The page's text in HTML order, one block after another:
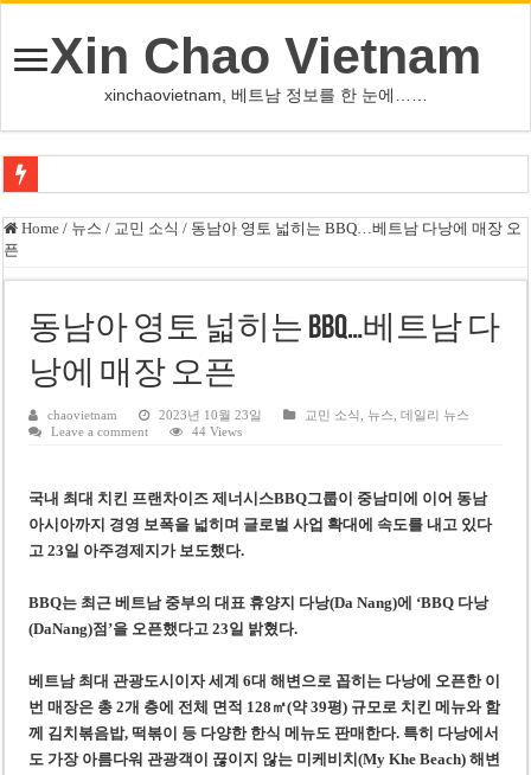
Xin Chao Vietnam
xinchaovietnam, 베트남 정보를 한 눈에……
오덕 목사, 32년 베트남 삶 담은 첫 디카시집 ‘한 컷의 서정’ 출간
베트남 화학·플라스틱 기업 납세 상위 10곳 공개…절반은 국영기업
FIFA 인판티노 회장, 유럽 축구계·북미 정치권 불신임 압박 직면
미화원 쪽방 휴게실 논란…허리도 못 펴는 열악한 환경
호찌민시, 올해 국경절 연휴 5일 연속 휴무 확정… 8월 29일~9월 2일
호찌민 Đá Đỏ 수로 정비 사업, 2026년 말 완공 목표
미 국방부, 육군 참모총장 임명 난항
Home / 뉴스 / 교민 소식 / 동남아 영토 넓히는 BBQ…베트남 다낭에 매장 오
픈
동남아 영토 넓히는 BBQ…베트남 다
낭에 매장 오픈
chaovietnam 2023년 10월 23일 교민 소식 뉴스 ,데일리 뉴스
Leave a comment
44 Views
국내 최대 치킨 프랜차이즈 제너시스BBQ그룹이 중남미에 이어 동남
아시아까지 경영 보폭을 넓히며 글로벌 사업 확대에 속도를 내고 있다
고 23일 아주경제지가 보도했다.
BBQ는 최근 베트남 중부의 대표 휴양지 다낭(Da Nang)에 ‘BBQ 다낭
(DaNang)점’을 오픈했다고 23일 밝혔다.
베트남 최대 관광도시이자 세계 6대 해변으로 꼽히는 다낭에 오픈한 이
번 매장은 총 2개 층에 전체 면적 128㎡(약 39평) 규모로 치킨 메뉴와 함
께 김치볶음밥, 떡볶이 등 다양한 한식 메뉴도 판매한다. 특히 다낭에서
도 가장 아름다워 관광객이 끊이지 않는 미케비치(My Khe Beach) 해변